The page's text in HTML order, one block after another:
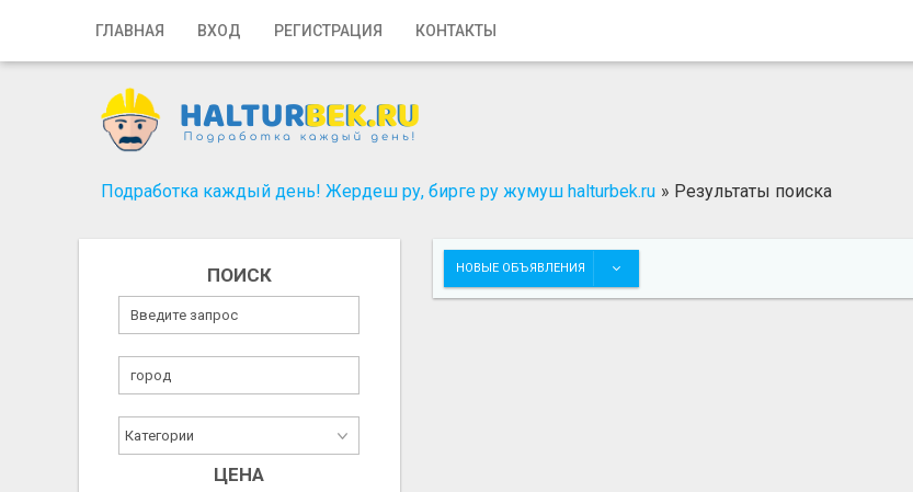
ГЛАВНАЯ ВХОД РЕГИСТРАЦИЯ КОНТАКТЫ
Главная
Регистрация
Подработка каждый день! Жердеш ру, бирге ру жумуш halturbek.ru » Результаты поиска
ПОИСК
ЦЕНА
НОВЫЕ ОБЪЯВЛЕНИЯ